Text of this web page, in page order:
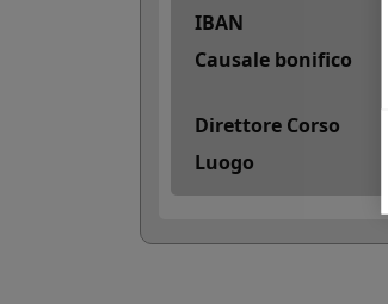
IBAN
Causale bonifico
Direttore Corso
Luogo